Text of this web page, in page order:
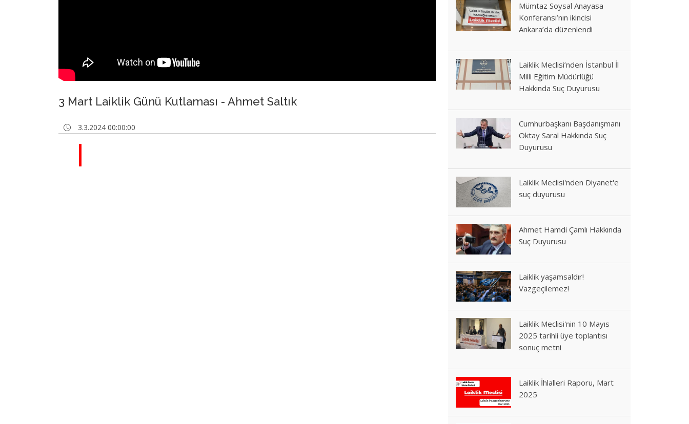
3 Mart Laiklik Günü Kutlaması - Ahmet Saltık
3.3.2024 00:00:00
Mümtaz Soysal Anayasa
Konferansı’nın ikincisi
Ankara’da düzenlendi
Laiklik Meclisi’nden İstanbul İl
Milli Eğitim Müdürlüğü
Hakkında Suç Duyurusu
Cumhurbaşkanı Başdanışmanı
Oktay Saral Hakkında Suç
Duyurusu
Laiklik Meclisi'nden Diyanet'e
suç duyurusu
Ahmet Hamdi Çamlı Hakkında
Suç Duyurusu
Laiklik yaşamsaldır!
Vazgeçilemez!
Laiklik Meclisi'nin 10 Mayıs
2025 tarihli üye toplantısı
sonuç metni
Laiklik İhlalleri Raporu, Mart
2025